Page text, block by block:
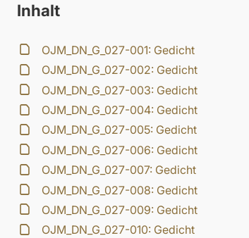
Inhalt
OJM_DN_G_027-001: Gedicht
OJM_DN_G_027-002: Gedicht
OJM_DN_G_027-003: Gedicht
OJM_DN_G_027-004: Gedicht
OJM_DN_G_027-005: Gedicht
OJM_DN_G_027-006: Gedicht
OJM_DN_G_027-007: Gedicht
OJM_DN_G_027-008: Gedicht
OJM_DN_G_027-009: Gedicht
OJM_DN_G_027-010: Gedicht